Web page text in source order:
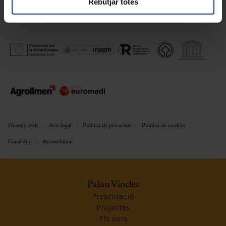
Disseny web Avís legal Política de privacitat Política de cookies
Canal ètic Accessibilitat
Palau Vincles
Presentació
Projectes
Els cors